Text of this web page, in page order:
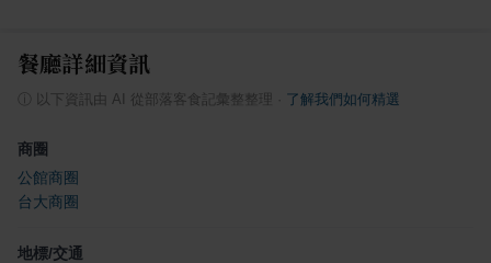
餐廳詳細資訊
ⓘ 以下資訊由 AI 從部落客食記彙整整理 了解我們如何精選
商圈
公館商圈
台大商圈
地標/交通